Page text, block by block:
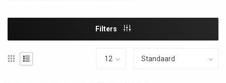
Filters